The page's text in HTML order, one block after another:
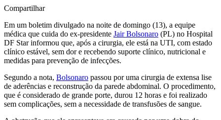
Compartilhar
Em um boletim divulgado na noite de domingo (13), a equipe
médica que cuida do ex-presidente Jair Bolsonaro (PL) no Hospital
DF Star informou que, após a cirurgia, ele está na UTI, com estado
clínico estável, sem dor e recebendo suporte clínico, nutricional e
medidas para prevenção de infecções.
Segundo a nota, Bolsonaro passou por uma cirurgia de extensa lise
de aderências e reconstrução da parede abdominal. O procedimento,
que é considerado de grande porte, durou 12 horas e foi realizado
sem complicações, sem a necessidade de transfusões de sangue.